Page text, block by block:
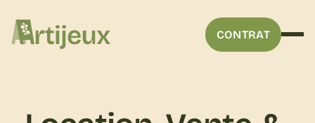
CONTRAT